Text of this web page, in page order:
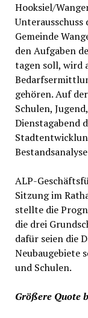
Hooksiel/
Unterausschuss
Gemeinde
den Aufgaben
tagen soll, wird
gehören. Auf
Schulen,
Dienstagabend
ALP-
Sitzung im
stellte die
die drei
dafür seien die
Neubaugebiete
und Schulen.
Größere Quote